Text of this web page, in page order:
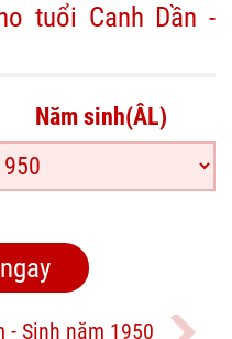
tuổi Canh Dần -
Năm sinh(ÂL)
- Sinh năm 1950